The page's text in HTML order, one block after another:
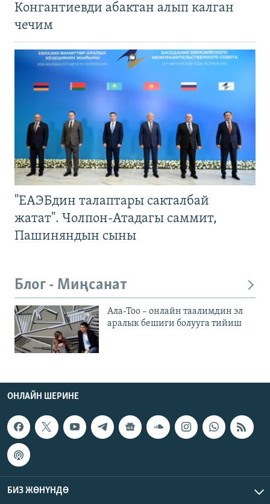
Конгантиевди абактан алып калган
чечим
"ЕАЭБдин талаптары сакталбай
жатат". Чолпон-Атадагы саммит,
Пашиняндын сыны
Блог - Миңсанат
Ала-Тоо – онлайн таалимдин эл
аралык бешиги болууга тийиш
ОНЛАЙН ШЕРИНЕ
БИЗ ЖӨНҮНДӨ